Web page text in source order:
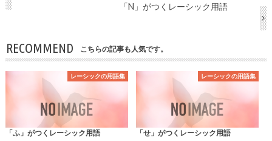
「N」がつくレーシック用語
RECOMMEND こちらの記事も人気です。
レーシックの用語集
「ふ」がつくレーシック用語
レーシックの用語集
「せ」がつくレーシック用語